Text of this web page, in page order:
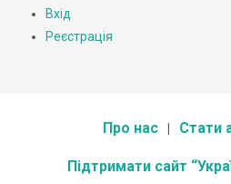
Вхід
Реєстрація
Про нас Стати
Підтримати сайт